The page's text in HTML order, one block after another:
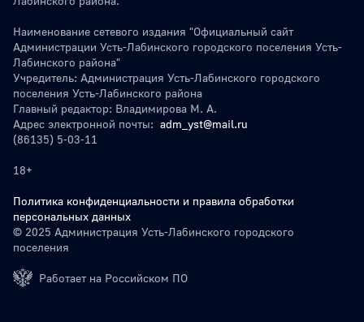
Наименование сетевого издания "Официальный сайт
Администрации Усть-Лабинского городского поселения Усть-
Лабинского района"
Учредитель: Администрация Усть-Лабинского городского
поселения Усть-Лабинского района
Главный редактор: Владимирова М. А.
Адрес электронной почты: adm_yst@mail.ru
(86135) 5-03-11
18+
Политика конфиденциальности и правила обработки
персональных данных
© 2025 Администрация Усть-Лабинского городского
поселения
Работает на Российском ПО